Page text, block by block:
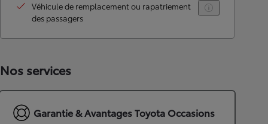
Véhicule de remplacement ou rapatriement
des passagers
Nos services
Garantie & Avantages Toyota Occasions